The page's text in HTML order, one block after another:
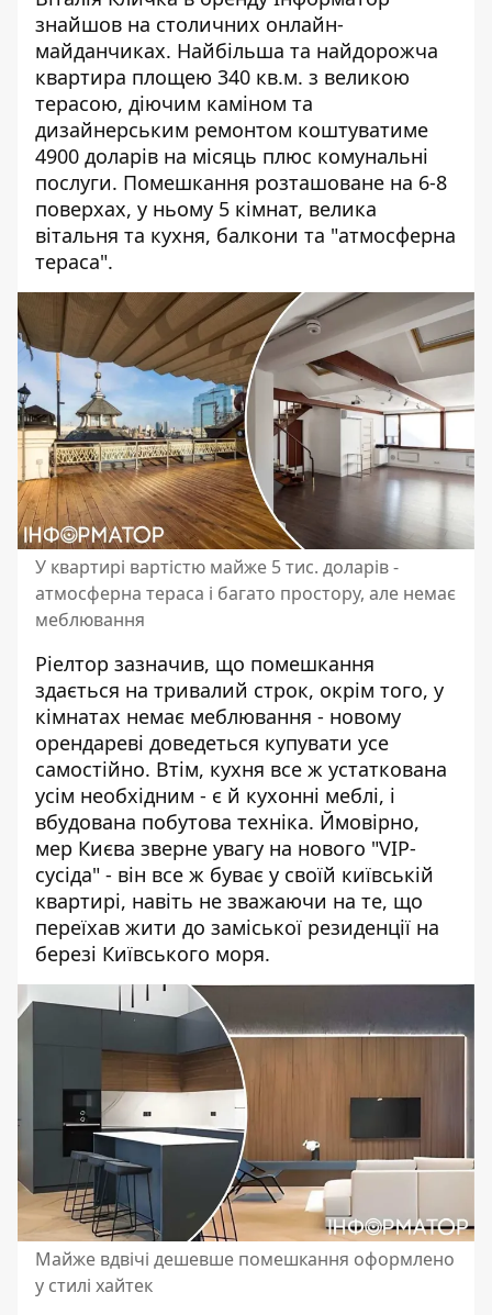
знайшов на столичних онлайн-
майданчиках. Найбільша та найдорожча
квартира площею 340 кв.м. з великою
терасою, діючим каміном та
дизайнерським ремонтом коштуватиме
4900 доларів на місяць плюс комунальні
послуги. Помешкання розташоване на 6-8
поверхах, у ньому 5 кімнат, велика
вітальня та кухня, балкони та "атмосферна
тераса".
У квартирі вартістю майже 5 тис. доларів -
атмосферна тераса і багато простору, але немає
меблювання
Ріелтор зазначив, що помешкання
здається на тривалий строк, окрім того, у
кімнатах немає меблювання - новому
орендареві доведеться купувати усе
самостійно. Втім, кухня все ж устаткована
усім необхідним - є й кухонні меблі, і
вбудована побутова техніка. Ймовірно,
мер Києва зверне увагу на нового "VIP-
сусіда" - він все ж буває у своїй київській
квартирі, навіть не зважаючи на те, що
переїхав жити до заміської резиденції на
березі Київського моря.
Майже вдвічі дешевше помешкання оформлено
у стилі хайтек